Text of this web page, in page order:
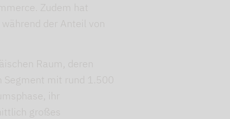
Zudem hat
der Anteil von
Raum, deren
mit rund 1.500
ihr
großes